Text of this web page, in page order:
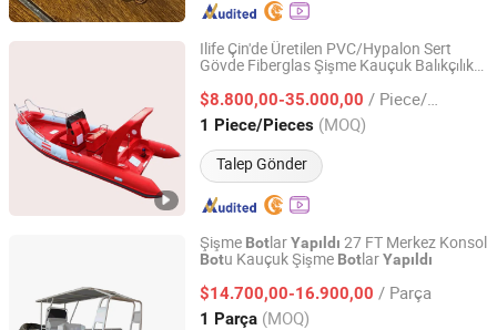
Ilife Çin'de Üretilen PVC/Hypalon Sert
Gövde Fiberglas Şişme Kauçuk Balıkçılık
$8.800,00-35.000,00 / Piece/Pieces
1 Piece/Pieces (MOQ)
Talep Gönder
Qingdao Ilife Industries Co., Ltd.
Shandong, China Fiyat 2019
Şişme Bot larYapıldı 27 FT Merkez Konsol
Botu Kauçuk Şişme Bot larYapıldı
$14.700,00-16.900,00 / Parça
1 Parça (MOQ)
Qingdao Hedia Boat Co., Ltd.
Shandong, China Fiyat 2020